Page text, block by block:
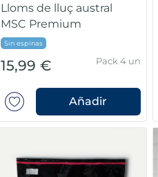
Lloms de lluç austral
MSC Premium
Sin espinas
15,99 € Pack 4 un
Añadir